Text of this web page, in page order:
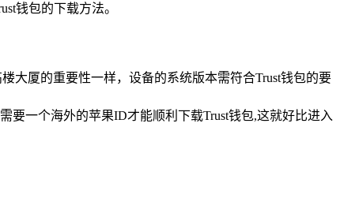
钱包的下载方法。
大厦的重要性一样，设备的系统版本需符合Trust钱包的要
要一个海外的苹果ID才能顺利下载Trust钱包,这就好比进入